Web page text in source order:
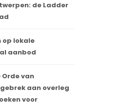
de Ladder
op lokale
aanbod
van
aan overleg
voor